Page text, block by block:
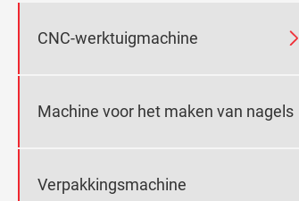
CNC-werktuigmachine 
Machine voor het maken van nagels
Verpakkingsmachine